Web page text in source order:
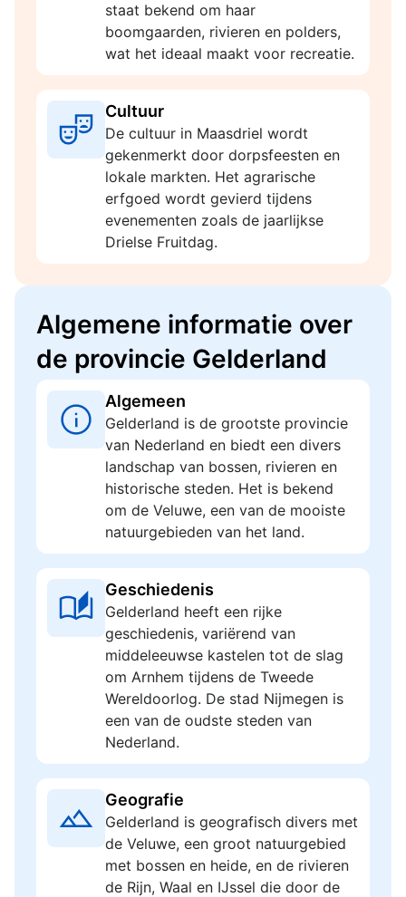
staat bekend om haar
boomgaarden, rivieren en polders,
wat het ideaal maakt voor recreatie.
Cultuur
De cultuur in Maasdriel wordt
gekenmerkt door dorpsfeesten en
lokale markten. Het agrarische
erfgoed wordt gevierd tijdens
evenementen zoals de jaarlijkse
Drielse Fruitdag.
Algemene informatie over
de provincie Gelderland
Algemeen
Gelderland is de grootste provincie
van Nederland en biedt een divers
landschap van bossen, rivieren en
historische steden. Het is bekend
om de Veluwe, een van de mooiste
natuurgebieden van het land.
Geschiedenis
Gelderland heeft een rijke
geschiedenis, variërend van
middeleeuwse kastelen tot de slag
om Arnhem tijdens de Tweede
Wereldoorlog. De stad Nijmegen is
een van de oudste steden van
Nederland.
Geografie
Gelderland is geografisch divers met
de Veluwe, een groot natuurgebied
met bossen en heide, en de rivieren
de Rijn, Waal en IJssel die door de